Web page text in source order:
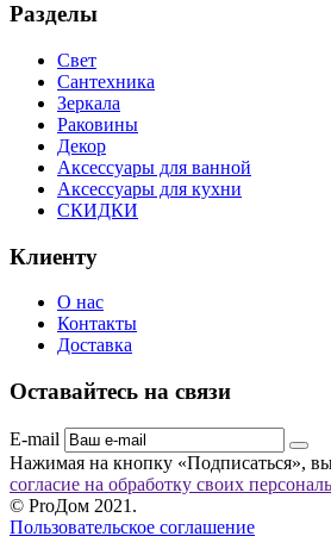
Разделы
Свет
Сантехника
Зеркала
Раковины
Декор
Аксессуары для ванной
Аксессуары для кухни
СКИДКИ
Клиенту
О нас
Контакты
Доставка
Оставайтесь на связи
E-mail
Нажимая на кнопку «Подписаться»,
согласие на обработку своих
© ProДом 2021.
Пользовательское соглашение